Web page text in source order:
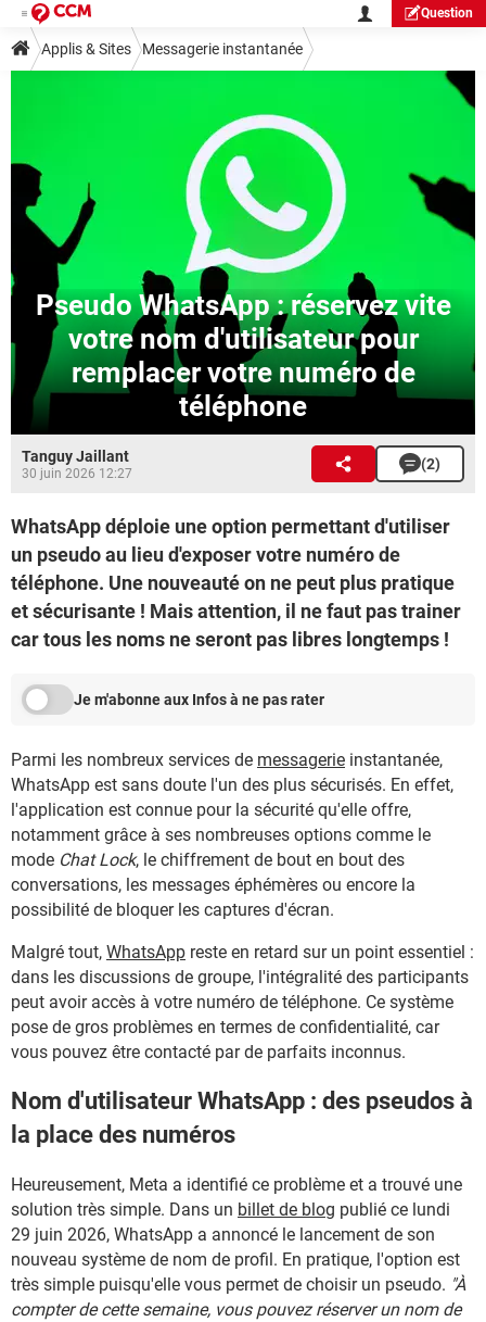
Question
Applis & Sites Messagerie instantanée
Pseudo WhatsApp : réservez vite
votre nom d'utilisateur pour
remplacer votre numéro de
téléphone
Tanguy Jaillant
30 juin 2026 12:27
(2)
WhatsApp déploie une option permettant d'utiliser
un pseudo au lieu d'exposer votre numéro de
téléphone. Une nouveauté on ne peut plus pratique
et sécurisante ! Mais attention, il ne faut pas trainer
car tous les noms ne seront pas libres longtemps !
Je m'abonne aux Infos à ne pas rater
Parmi les nombreux services de messagerie instantanée,
WhatsApp est sans doute l'un des plus sécurisés. En effet,
l'application est connue pour la sécurité qu'elle offre,
notamment grâce à ses nombreuses options comme le
mode Chat Lock, le chiffrement de bout en bout des
conversations, les messages éphémères ou encore la
possibilité de bloquer les captures d'écran.
Malgré tout, WhatsApp reste en retard sur un point essentiel :
dans les discussions de groupe, l'intégralité des participants
peut avoir accès à votre numéro de téléphone. Ce système
pose de gros problèmes en termes de confidentialité, car
vous pouvez être contacté par de parfaits inconnus.
Nom d'utilisateur WhatsApp : des pseudos à
la place des numéros
Heureusement, Meta a identifié ce problème et a trouvé une
solution très simple. Dans un billet de blog publié ce lundi
29 juin 2026, WhatsApp a annoncé le lancement de son
nouveau système de nom de profil. En pratique, l'option est
très simple puisqu'elle vous permet de choisir un pseudo. "À
compter de cette semaine, vous pouvez réserver un nom de